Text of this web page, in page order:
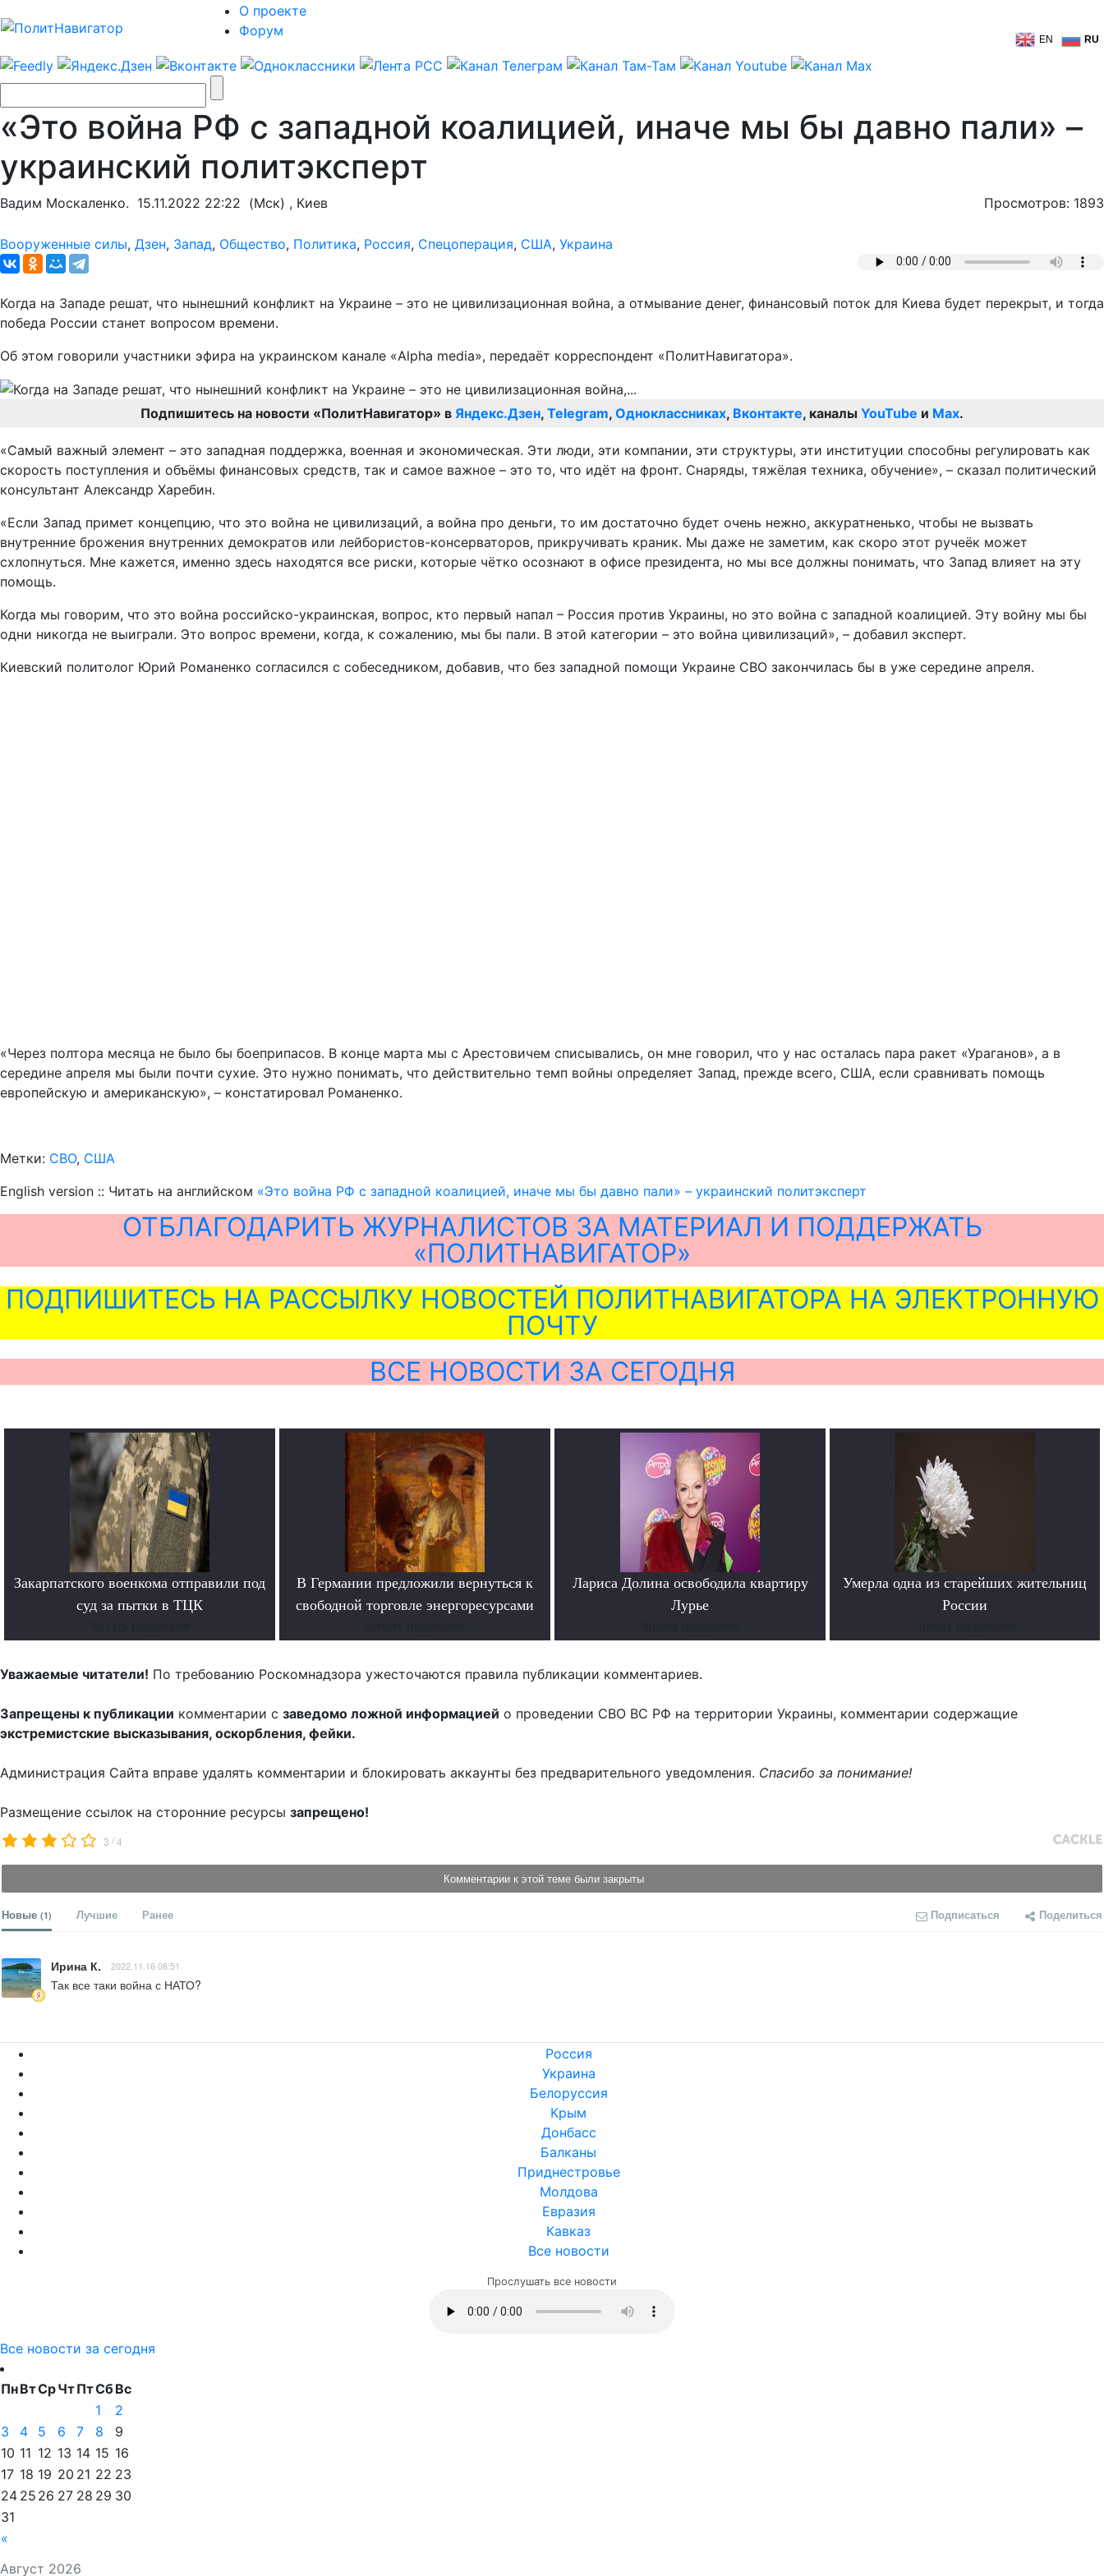
О проекте
Форум
EN RU
«Это война РФ с западной коалицией, иначе мы бы давно пали» –
украинский политэксперт
Вадим Москаленко. 15.11.2022 22:22 (Мск) , Киев Просмотров: 1893
Вооруженные силы, Дзен, Запад, Общество, Политика, Россия, Спецоперация, США, Украина
Когда на Западе решат, что нынешний конфликт на Украине – это не цивилизационная война, а отмывание денег, финансовый поток для Киева будет перекрыт, и тогда
победа России станет вопросом времени.
Об этом говорили участники эфира на украинском канале «Alpha media», передаёт корреспондент «ПолитНавигатора».
Подпишитесь на новости «ПолитНавигатор» в Яндекс.Дзен, Telegram, Одноклассниках, Вконтакте, каналы YouTube и Max.
«Самый важный элемент – это западная поддержка, военная и экономическая. Эти люди, эти компании, эти структуры, эти институции способны регулировать как
скорость поступления и объёмы финансовых средств, так и самое важное – это то, что идёт на фронт. Снаряды, тяжёлая техника, обучение», – сказал политический
консультант Александр Харебин.
«Если Запад примет концепцию, что это война не цивилизаций, а война про деньги, то им достаточно будет очень нежно, аккуратненько, чтобы не вызвать
внутренние брожения внутренних демократов или лейбористов-консерваторов, прикручивать краник. Мы даже не заметим, как скоро этот ручеёк может
схлопнуться. Мне кажется, именно здесь находятся все риски, которые чётко осознают в офисе президента, но мы все должны понимать, что Запад влияет на эту
помощь.
Когда мы говорим, что это война российско-украинская, вопрос, кто первый напал – Россия против Украины, но это война с западной коалицией. Эту войну мы бы
одни никогда не выиграли. Это вопрос времени, когда, к сожалению, мы бы пали. В этой категории – это война цивилизаций», – добавил эксперт.
Киевский политолог Юрий Романенко согласился с собеседником, добавив, что без западной помощи Украине СВО закончилась бы в уже середине апреля.
«Через полтора месяца не было бы боеприпасов. В конце марта мы с Арестовичем списывались, он мне говорил, что у нас осталась пара ракет «Ураганов», а в
середине апреля мы были почти сухие. Это нужно понимать, что действительно темп войны определяет Запад, прежде всего, США, если сравнивать помощь
европейскую и американскую», – констатировал Романенко.
Метки: СВО, США
English version :: Читать на английском «Это война РФ с западной коалицией, иначе мы бы давно пали» – украинский политэксперт
ОТБЛАГОДАРИТЬ ЖУРНАЛИСТОВ ЗА МАТЕРИАЛ И ПОДДЕРЖАТЬ
«ПОЛИТНАВИГАТОР»
ПОДПИШИТЕСЬ НА РАССЫЛКУ НОВОСТЕЙ ПОЛИТНАВИГАТОРА НА ЭЛЕКТРОННУЮ
ПОЧТУ
ВСЕ НОВОСТИ ЗА СЕГОДНЯ
Закарпатского военкома отправили под
суд за пытки в ТЦК
В Германии предложили вернуться к
свободной торговле энергоресурсами
Лариса Долина освободила квартиру
Лурье
Умерла одна из старейших жительниц
России
Уважаемые читатели! По требованию Роскомнадзора ужесточаются правила публикации комментариев.
Запрещены к публикации комментарии с заведомо ложной информацией о проведении СВО ВС РФ на территории Украины, комментарии содержащие
экстремистские высказывания, оскорбления, фейки.
Администрация Сайта вправе удалять комментарии и блокировать аккаунты без предварительного уведомления. Спасибо за понимание!
Размещение ссылок на сторонние ресурсы запрещено!
3 /4
Комментарии к этой теме были закрыты
Новые (1) Лучшие Ранее Подписаться Поделиться
Ирина К. 2022.11.16 08:51
Так все таки война с НАТО?
Россия
Украина
Белоруссия
Крым
Донбасс
Балканы
Приднестровье
Молдова
Евразия
Кавказ
Все новости
Прослушать все новости
Все новости за сегодня
Август 2026
ПнВтСрЧтПтСбВс
«
1
2
3
4 5 6 7 8
9
10 11 12 13 14 15 16
17 18 19 20 21 22 23
24 25 26 27 28 29 30
31